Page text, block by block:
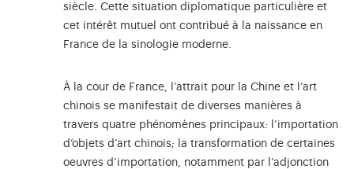
siècle. Cette situation diplomatique particulière et
cet intérêt mutuel ont contribué à la naissance en
France de la sinologie moderne.
À la cour de France, l’attrait pour la Chine et l’art
chinois se manifestait de diverses manières à
travers quatre phénomènes principaux: l’importation
d’objets d’art chinois; la transformation de certaines
oeuvres d’importation, notamment par l’adjonction